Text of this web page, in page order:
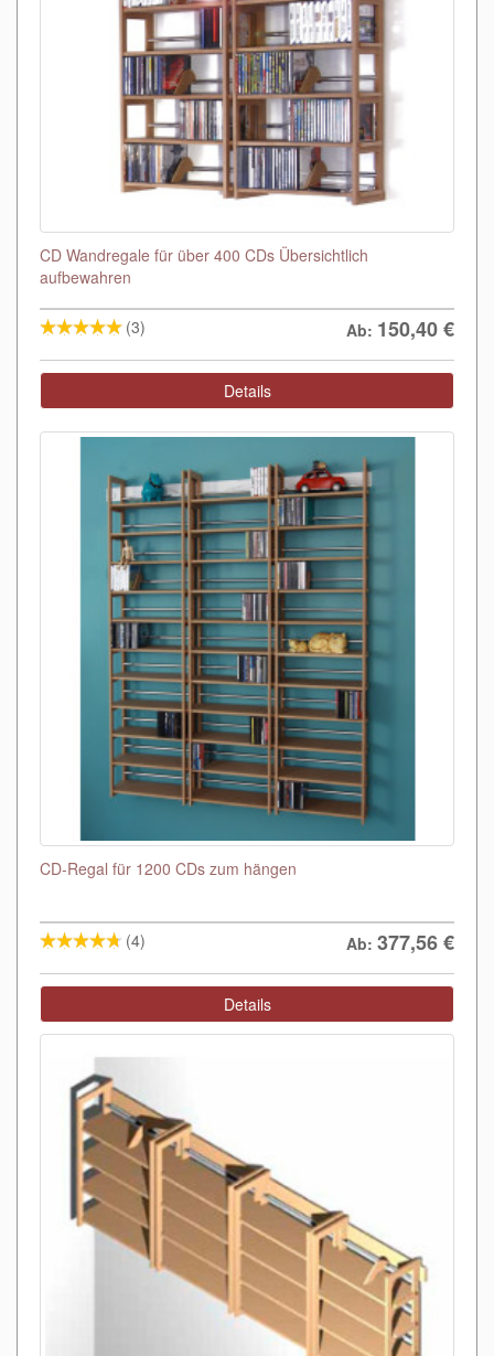
CD Wandregale für über 400 CDs Übersichtlich
aufbewahren
(3) Ab: 150,40€
Details
CD-Regal für 1200 CDs zum hängen
(4) Ab: 377,56€
Details